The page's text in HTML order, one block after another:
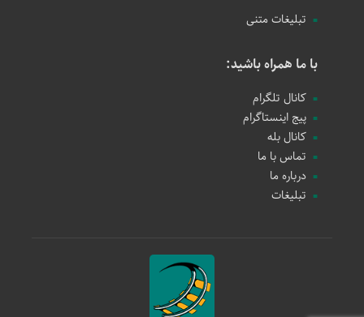
تبلیغات متنی
با ما همراه باشید:
کانال تلگرام
پیج اینستاگرام
کانال بله
تماس با ما
درباره ما
تبلیغات